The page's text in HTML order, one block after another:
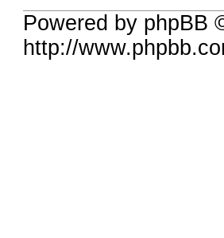
Powered by phpBB
http://